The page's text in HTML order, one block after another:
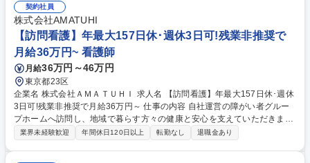
契約締結■クリニック運営支援（事務長代行）■経営数値の分析、改善提
案、ナレッジ共有■求人作成・運用、面接代行、人事制度設計サポート■W
ebサイト更新、SNS運用ディレクション、広告提案■院内運営改善■総務
業務などをお任せします。 募集職種 【医療機関特化のコンサルタント/事
務長】人手不足の医療業界を支援/年休120日
契約社員
株式会社AMATUHI
【訪問看護】年最大157日休･週休3日可!残業非推奨で
月給36万円~ 看護師
月給36万円～46万円
東京都23区
企業名 株式会社ＡＭＡＴＵＨＩ 求人名 【訪問看護】年最大157日休･週休
3日可!残業非推奨で月給36万円～ 仕事の内容 自社運営の障がい者グルー
プホームへ訪問し、地域で暮らす方々の健康と安心を支えていただきま
す。日曜＋週2日のお休みで、メリハリをつけて働きたい方におすすめで
業界未経験歓迎 年間休日120日以上 転勤なし 退職金あり